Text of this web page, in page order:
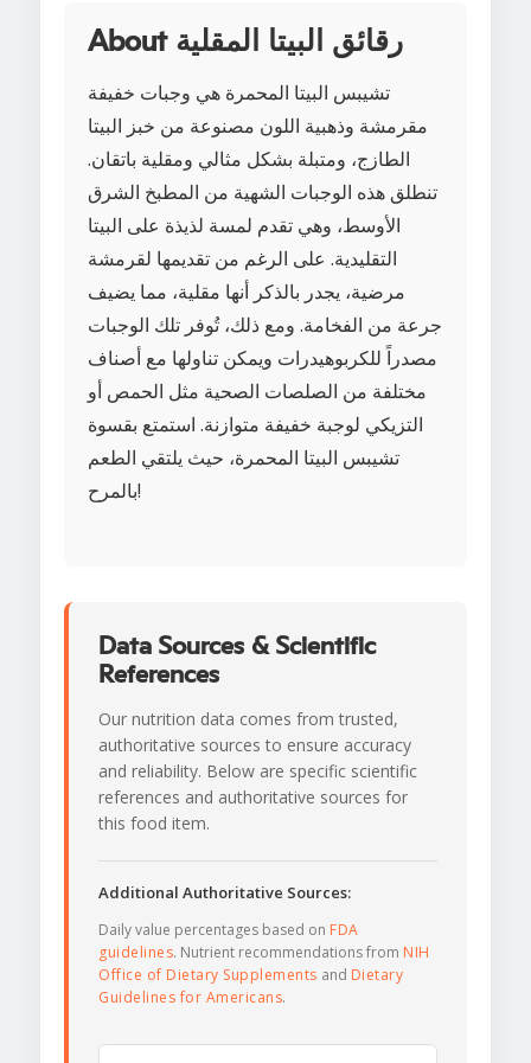
About رقائق البيتا المقلية
تشيبس البيتا المحمرة هي وجبات خفيفة
مقرمشة وذهبية اللون مصنوعة من خبز البيتا
الطازج، ومتبلة بشكل مثالي ومقلية باتقان.
تنطلق هذه الوجبات الشهية من المطبخ الشرق
الأوسط، وهي تقدم لمسة لذيذة على البيتا
التقليدية. على الرغم من تقديمها لقرمشة
مرضية، يجدر بالذكر أنها مقلية، مما يضيف
جرعة من الفخامة. ومع ذلك، تُوفر تلك الوجبات
مصدراً للكربوهيدرات ويمكن تناولها مع أصناف
مختلفة من الصلصات الصحية مثل الحمص أو
التزيكي لوجبة خفيفة متوازنة. استمتع بقسوة
تشيبس البيتا المحمرة، حيث يلتقي الطعم
بالمرح!
Data Sources & Scientific
References
Our nutrition data comes from trusted,
authoritative sources to ensure accuracy
and reliability. Below are specific scientific
references and authoritative sources for
this food item.
Additional Authoritative Sources:
Daily value percentages based on FDA
guidelines. Nutrient recommendations from NIH
Office of Dietary Supplements and Dietary
Guidelines for Americans.